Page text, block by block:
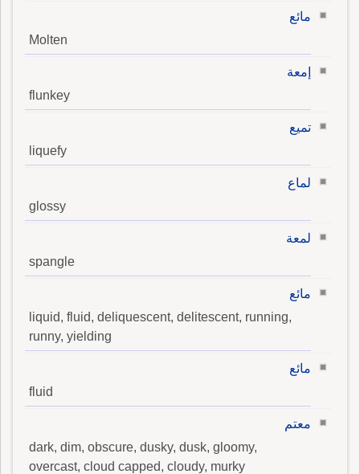
مائع
Molten
إمعة
flunkey
تميع
liquefy
لماع
glossy
لمعة
spangle
مائع
liquid, fluid, deliquescent, delitescent, running,
runny, yielding
مائع
fluid
معتم
dark, dim, obscure, dusky, dusk, gloomy,
overcast, cloud capped, cloudy, murky